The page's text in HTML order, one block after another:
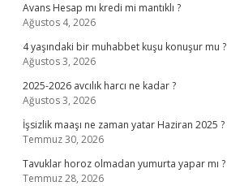
Avans Hesap mı kredi mi mantıklı ?
Ağustos 4, 2026
4 yaşındaki bir muhabbet kuşu konuşur mu ?
Ağustos 3, 2026
2025-2026 avcılık harcı ne kadar ?
Ağustos 3, 2026
İşsizlik maaşı ne zaman yatar Haziran 2025 ?
Temmuz 30, 2026
Tavuklar horoz olmadan yumurta yapar mı ?
Temmuz 28, 2026